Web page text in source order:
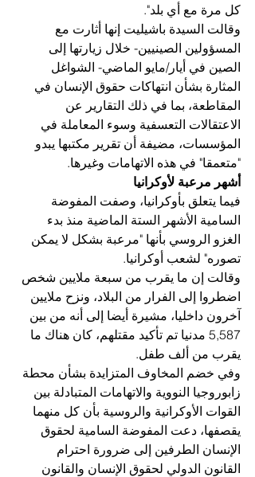
كل مرة مع أي بلد".
وقالت السيدة باشيليت إنها أثارت مع
المسؤولين الصينيين- خلال زيارتها إلى
الصين في أيار/مايو الماضي- الشواغل
المثارة بشأن انتهاكات حقوق الإنسان في
المقاطعة، بما في ذلك التقارير عن
الاعتقالات التعسفية وسوء المعاملة في
المؤسسات، مضيفة أن تقرير مكتبها يبدو
"متعمقا" في هذه الاتهامات وغيرها.
أشهر مرعبة لأوكرانيا
فيما يتعلق بأوكرانيا، وصفت المفوضة
السامية الأشهر الستة الماضية منذ بدء
الغزو الروسي بأنها "مرعبة بشكل لا يمكن
تصوره" لشعب أوكرانيا.
وقالت إن ما يقرب من سبعة ملايين شخص
اضطروا إلى الفرار من البلاد، ونزح ملايين
آخرون داخليا، مشيرة أيضا إلى أنه من بين
5,587 مدنيا تم تأكيد مقتلهم، كان هناك ما
يقرب من ألف طفل.
وفي خضم المخاوف المتزايدة بشأن محطة
زابوروجيا النووية والاتهامات المتبادلة بين
القوات الأوكرانية والروسية بأن كل منهما
يقصفها، دعت المفوضة السامية لحقوق
الإنسان الطرفين إلى ضرورة احترام
القانون الدولي لحقوق الإنسان والقانون